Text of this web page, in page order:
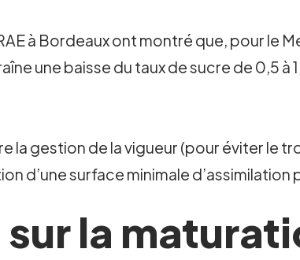
à Bordeaux ont montré que, pour
une baisse du taux de sucre de 0,5
la gestion de la vigueur (pour éviter le
d’une surface minimale
la